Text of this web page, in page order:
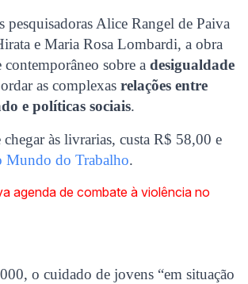
pesquisadoras Alice Rangel de Paiva
e Maria Rosa Lombardi, a obra
contemporâneo sobre adesigualdade
as complexasrelações entre
e políticas sociais.
às livrarias, custa R$ 58,00 e
Mundo do Trabalho.
agenda de combate à violência no
o cuidado de jovens “em situação